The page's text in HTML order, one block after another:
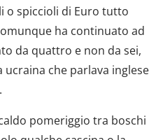
o spiccioli di Euro tutto
ha continuato ad
da quattro e non da sei,
che parlava inglese
pomeriggio tra boschi